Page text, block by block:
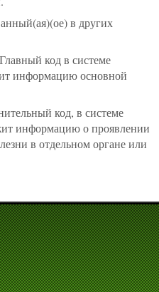
в других
код в системе
информацию основной
код, в системе
информацию о проявлении
в отдельном органе или